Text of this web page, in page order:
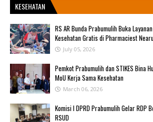
KESEHATAN
RS AR Bunda Prabumulih Buka
Kesehatan Gratis di Pharmaciest
July 05, 2026
Pemkot Prabumulih dan STIKES Bina
MoU Kerja Sama Kesehatan
March 06, 2026
Komisi I DPRD Prabumulih Gelar RDP
RSUD